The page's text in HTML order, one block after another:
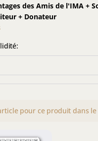
des Amis de l'IMA +
+ Donateur
pour ce produit dans le